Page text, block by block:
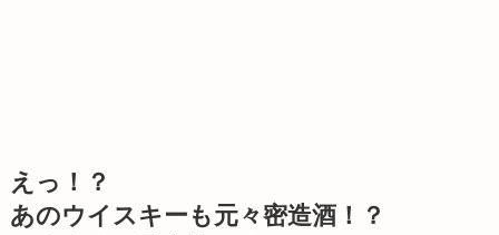
えっ！？
あのウイスキーも元々密造酒！？